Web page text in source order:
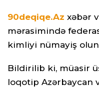
90deqiqe.Az xəbər
mərasimində
kimliyi nümayiş
Bildirilib ki, müasir
loqotip Azərbaycan